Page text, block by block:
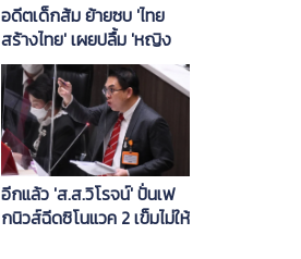
อดีตเด็กส้ม ย้ายซบ 'ไทย
สร้างไทย' เผยปลื้ม 'หญิง
หน่อย' มอบโอกาสให้แสดง
ศักยภาพเต็มที่
อีกแล้ว 'ส.ส.วิโรจน์' ปั่นเฟ
กนิวส์ฉีดซิโนแวค 2 เข็มไม่ให้